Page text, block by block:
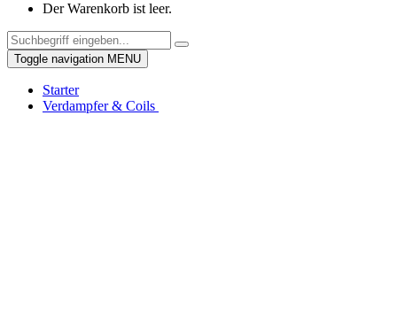
Der Warenkorb ist leer.
Toggle navigation MENU
Starter
Verdampfer & Coils